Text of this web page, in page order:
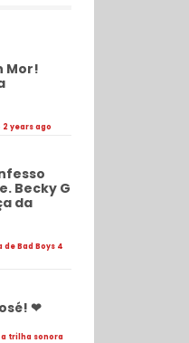
Mor!
2 years ago
Becky G
da
de Bad Boys 4
❤
a trilha sonora